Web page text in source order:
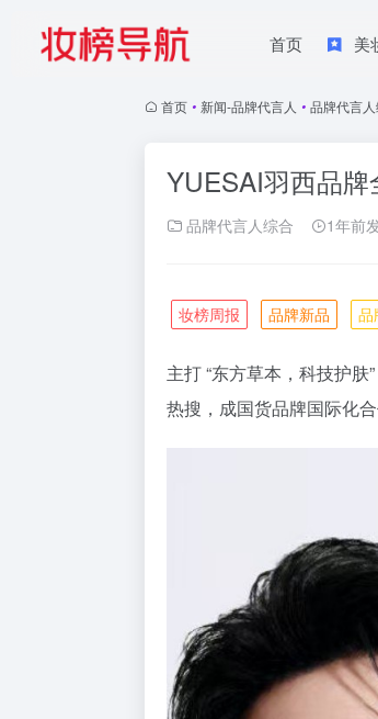
首页 美
首页 • 新闻-品牌代言人 • 品牌代言
YUESAI羽西品
品牌代言人综合 1年前
妆榜周报 品牌新品 品
主打 “东方草本，科技护
热搜，成国货品牌国际化合